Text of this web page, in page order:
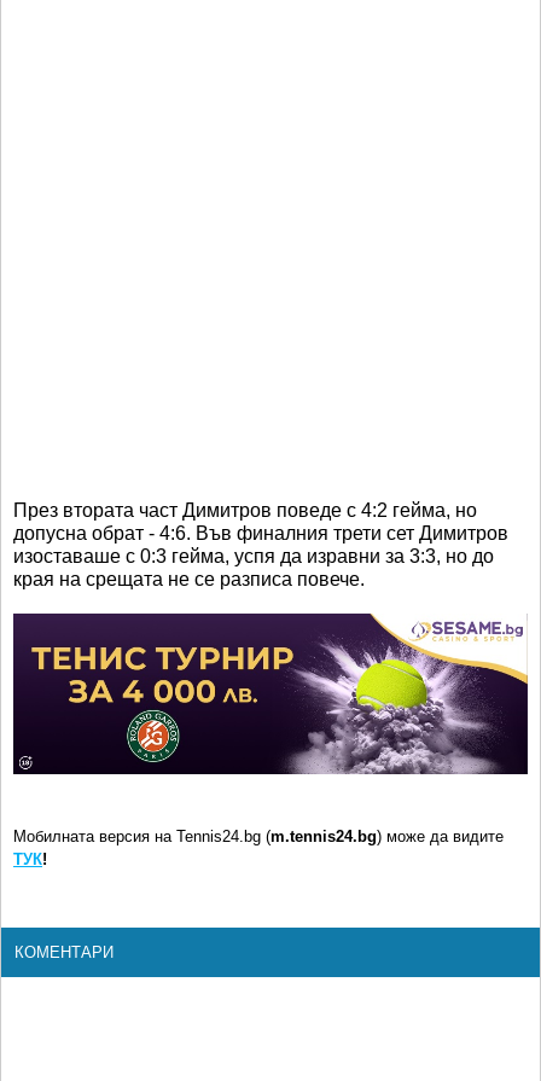
През втората част Димитров поведе с 4:2 гейма, но
допусна обрат - 4:6. Във финалния трети сет Димитров
изоставаше с 0:3 гейма, успя да изравни за 3:3, но до
края на срещата не се разписа повече.
Мобилната версия на Tennis24.bg (m.tennis24.bg) може да видите
ТУК!
КОМЕНТАРИ